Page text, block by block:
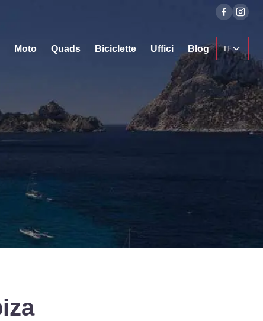
Moto Quads Biciclette Uffici Blog IT